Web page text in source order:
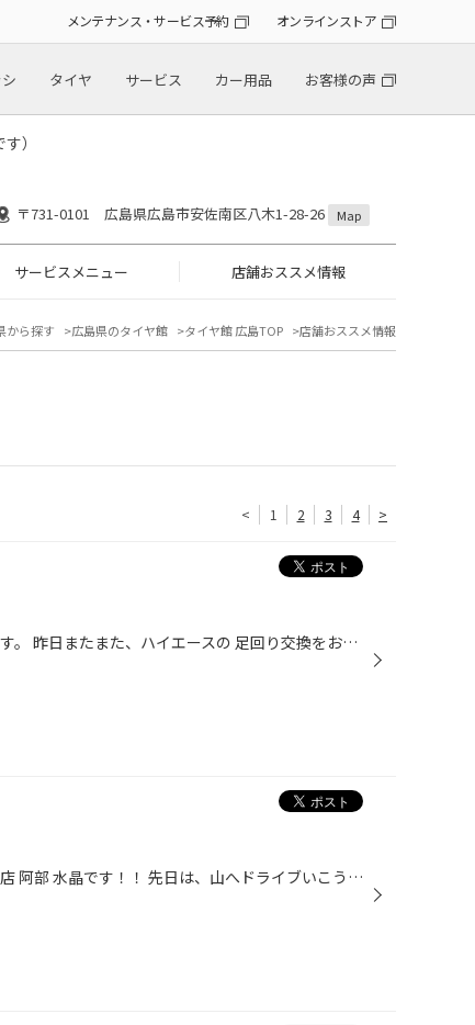
メンテナンス・サービス予約 オンラインストア
タイヤ サービス カー用品 お客様の声
）
〒731-0101 広島県広島市安佐南区八木1-28-26 Map
サービスメニュー 店舗おススメ情報
から探す 広島県のタイヤ館 タイヤ館 広島TOP 店舗おススメ情報
< 1 2 3 4 >
こんにちは。 タイヤ館広島店兼原です。 昨日またまた、ハイエースの 足回り交換をおこないました。 今度は、1cm車高をさげて、見ました
みなさんこんにちは！ タイヤ館広島店 阿部 水晶です！！ 先日は、山へドライブいこう！！ と急遽旅へ！！！ とりあえず湯来方面へ〜〜雪温泉の付近でソフトクリーム発見！ 厳選いちごアイスクリーム